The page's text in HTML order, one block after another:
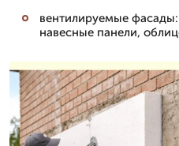
вентилируемые
навесные панели,